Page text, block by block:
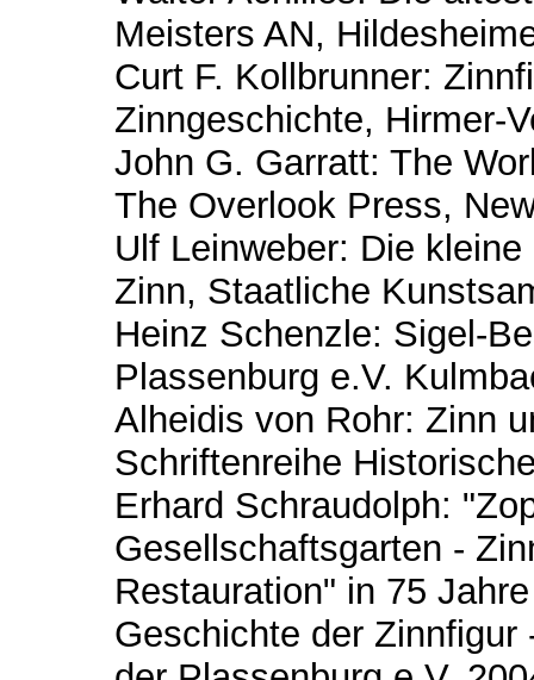
Meisters AN,
Curt F. Kollbrunner:
Zinngeschichte, Hirmer-
John G. Garratt: The
The Overlook Press,
Ulf Leinweber: Die
Zinn, Staatliche
Heinz Schenzle: Sigel-
Plassenburg e.V.
Alheidis von Rohr: Zinn
Schriftenreihe
Erhard Schraudolph:
Gesellschaftsgarten -
Restauration" in 75
Geschichte der